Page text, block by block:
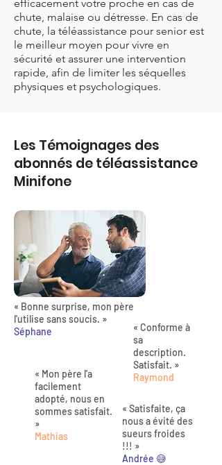
efficacement votre proche en cas de
chute, malaise ou détresse. En cas de
chute, la téléassistance pour senior est
le meilleur moyen pour vivre en
sécurité et assurer une intervention
rapide, afin de limiter les séquelles
physiques et psychologiques.
Les Témoignages des
abonnés de téléassistance
Minifone
« Bonne surprise, mon père
l'utilise sans soucis. »
Séphane
« Mon père l'a
facilement
adopté, nous en
sommes satisfait.
»
Mathias
« Conforme à
sa
description.
Satisfait. »
Raymond
« Satisfaite, ça
nous a évité des
sueurs froides
!!! »
Andrée 😅